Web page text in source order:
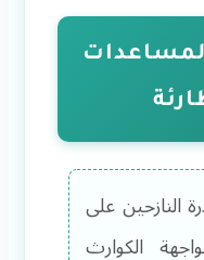
النازحين على
الكوارث